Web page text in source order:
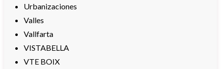
Urbanizaciones
Valles
Vallfarta
VISTABELLA
VTE BOIX